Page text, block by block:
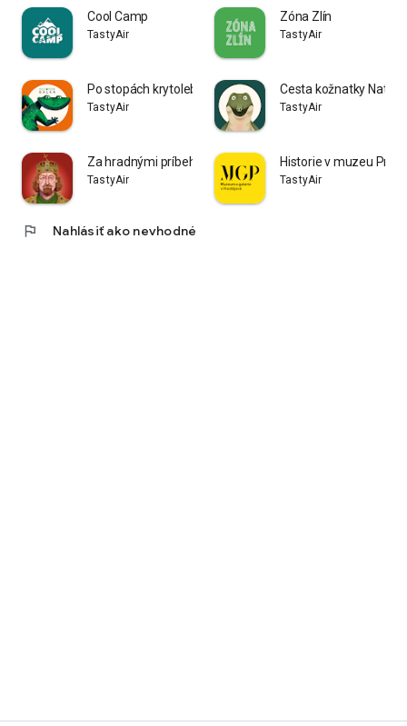
Cool Camp
TastyAir
Zóna Zlín
TastyAir
Po stopách krytolebce Huga
TastyAir
Cesta kožnatky Natky
TastyAir
Za hradnými príbehmi
TastyAir
Historie v muzeu
TastyAir
flag Nahlásiť ako nevhodné